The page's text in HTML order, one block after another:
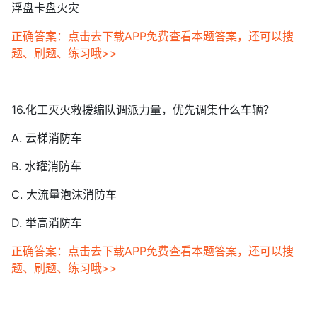
浮盘卡盘火灾
正确答案：点击去下载APP免费查看本题答案，还可以搜
题、刷题、练习哦>>
16.化工灭火救援编队调派力量，优先调集什么车辆？
A. 云梯消防车
B. 水罐消防车
C. 大流量泡沫消防车
D. 举高消防车
正确答案：点击去下载APP免费查看本题答案，还可以搜
题、刷题、练习哦>>